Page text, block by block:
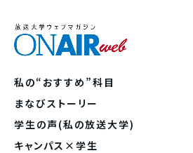
私の“おすすめ”科目
まなびストーリー
学生の声(私の放送大学)
キャンパス×学生